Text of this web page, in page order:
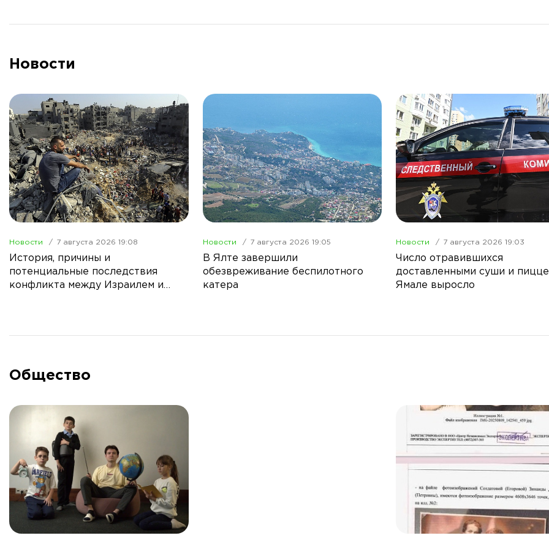
Новости
Новости 7 августа 2026 19:08
История, причины и
потенциальные последствия
конфликта между Израилем и
Новости 7 августа 2026 19:05
В Ялте завершили
обезвреживание беспилотного
катера
Новости 7 августа 2026 19:03
Число отравившихся
доставленными суши и
Ямале выросло
Общество